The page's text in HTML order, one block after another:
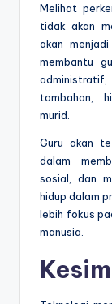
Melihat
tidak akan
akan
membantu
tambahan,
murid.
Guru akan
dalam
sosial, dan
hidup dalam
lebih fokus
manusia.